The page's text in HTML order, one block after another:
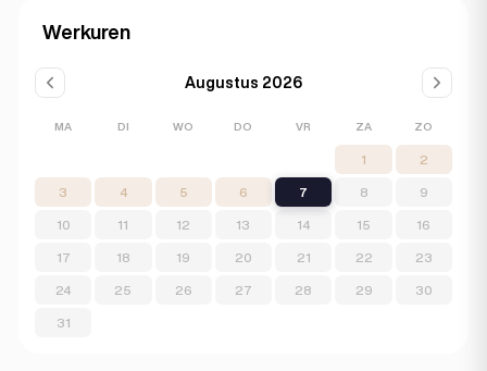
Werkuren
Augustus 2026
MA DI WO DO VR ZA ZO
1 2
3 4 5 6 7 8 9
10 11 12 13 14 15 16
17 18 19 20 21 22 23
24 25 26 27 28 29 30
31